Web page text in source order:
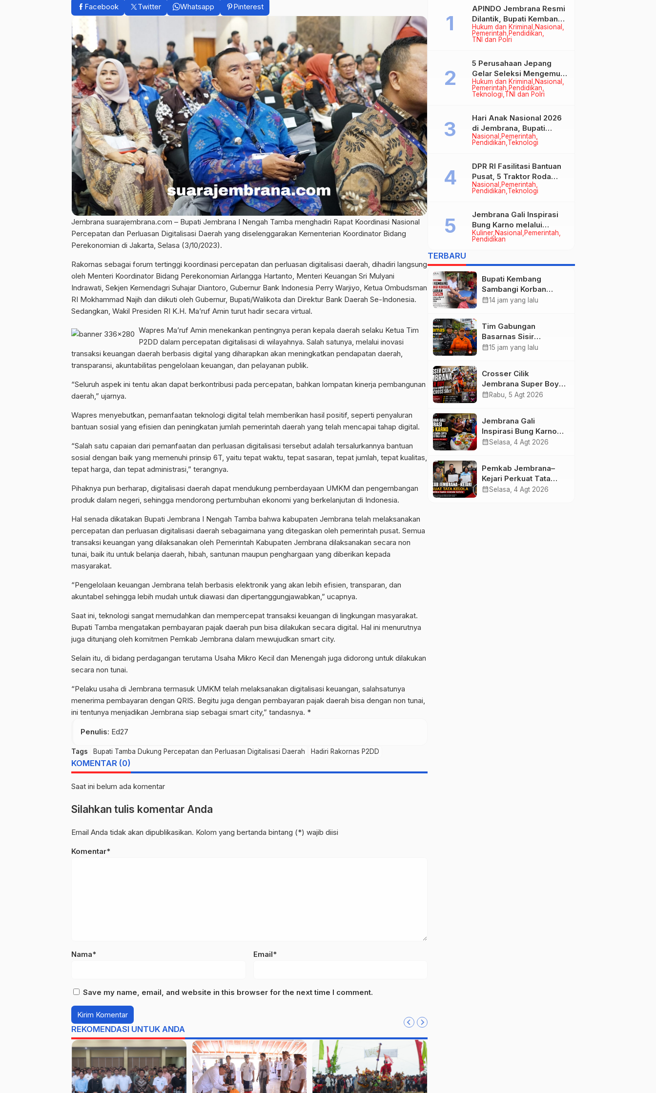
Facebook
Twitter Whatsapp Pinterest
Jembrana suarajembrana.com – Bupati Jembrana I Nengah Tamba menghadiri Rapat Koordinasi Nasional
Percepatan dan Perluasan Digitalisasi Daerah yang diselenggarakan Kementerian Koordinator Bidang
Perekonomian di Jakarta, Selasa (3/10/2023).
Rakornas sebagai forum tertinggi koordinasi percepatan dan perluasan digitalisasi daerah, dihadiri langsung
oleh Menteri Koordinator Bidang Perekonomian Airlangga Hartanto, Menteri Keuangan Sri Mulyani
Indrawati, Sekjen Kemendagri Suhajar Diantoro, Gubernur Bank Indonesia Perry Warjiyo, Ketua Ombudsman
RI Mokhammad Najih dan diikuti oleh Gubernur, Bupati/Walikota dan Direktur Bank Daerah Se-Indonesia.
Sedangkan, Wakil Presiden RI K.H. Ma’ruf Amin turut hadir secara virtual.
Wapres Ma’ruf Amin menekankan pentingnya peran kepala daerah selaku Ketua Tim
P2DD dalam percepatan digitalisasi di wilayahnya. Salah satunya, melalui inovasi
transaksi keuangan daerah berbasis digital yang diharapkan akan meningkatkan pendapatan daerah,
transparansi, akuntabilitas pengelolaan keuangan, dan pelayanan publik.
“Seluruh aspek ini tentu akan dapat berkontribusi pada percepatan, bahkan lompatan kinerja pembangunan
daerah,” ujarnya.
Wapres menyebutkan, pemanfaatan teknologi digital telah memberikan hasil positif, seperti penyaluran
bantuan sosial yang efisien dan peningkatan jumlah pemerintah daerah yang telah mencapai tahap digital.
“Salah satu capaian dari pemanfaatan dan perluasan digitalisasi tersebut adalah tersalurkannya bantuan
sosial dengan baik yang memenuhi prinsip 6T, yaitu tepat waktu, tepat sasaran, tepat jumlah, tepat kualitas,
tepat harga, dan tepat administrasi,” terangnya.
Pihaknya pun berharap, digitalisasi daerah dapat mendukung pemberdayaan UMKM dan pengembangan
produk dalam negeri, sehingga mendorong pertumbuhan ekonomi yang berkelanjutan di Indonesia.
Hal senada dikatakan Bupati Jembrana I Nengah Tamba bahwa kabupaten Jembrana telah melaksanakan
percepatan dan perluasan digitalisasi daerah sebagaimana yang ditegaskan oleh pemerintah pusat. Semua
transaksi keuangan yang dilaksanakan oleh Pemerintah Kabupaten Jembrana dilaksanakan secara non
tunai, baik itu untuk belanja daerah, hibah, santunan maupun penghargaan yang diberikan kepada
masyarakat.
“Pengelolaan keuangan Jembrana telah berbasis elektronik yang akan lebih efisien, transparan, dan
akuntabel sehingga lebih mudah untuk diawasi dan dipertanggungjawabkan,” ucapnya.
Saat ini, teknologi sangat memudahkan dan mempercepat transaksi keuangan di lingkungan masyarakat.
Bupati Tamba mengatakan pembayaran pajak daerah pun bisa dilakukan secara digital. Hal ini menurutnya
juga ditunjang oleh komitmen Pemkab Jembrana dalam mewujudkan smart city.
Selain itu, di bidang perdagangan terutama Usaha Mikro Kecil dan Menengah juga didorong untuk dilakukan
secara non tunai.
“Pelaku usaha di Jembrana termasuk UMKM telah melaksanakan digitalisasi keuangan, salahsatunya
menerima pembayaran dengan QRIS. Begitu juga dengan pembayaran pajak daerah bisa dengan non tunai,
ini tentunya menjadikan Jembrana siap sebagai smart city,” tandasnya. *
Penulis: Ed27
Tags Bupati Tamba Dukung Percepatan dan Perluasan Digitalisasi Daerah Hadiri Rakornas P2DD
KOMENTAR (0)
Saat ini belum ada komentar
Silahkan tulis komentar Anda
Email Anda tidak akan dipublikasikan. Kolom yang bertanda bintang (*) wajib diisi
Komentar*
Nama* Email*
Save my name, email, and website in this browser for the next time I comment.
REKOMENDASI UNTUK ANDA
Hukum dan Kriminal
Nasional
Pemerintah Pendidikan
TNI dan Polri
APINDO Jembrana Resmi
Dilantik, Bupati Kembang
Minta Pengusaha Jadi
Motor Penggerak
Hukum dan Kriminal
Nasional
Pemerintah Pendidikan
Teknologi TNI dan Polri
5 Perusahaan Jepang
Gelar Seleksi Mengemudi
di Jembrana, Buka
Peluang Kerja bagi Calon
Nasional
Pemerintah
Pendidikan Teknologi
Hari Anak Nasional 2026
di Jembrana, Bupati
Kembang Tegaskan
Pentingnya Karakter dan
Nasional
Pemerintah
Pendidikan Teknologi
DPR RI Fasilitasi Bantuan
Pusat, 5 Traktor Roda
Empat Resmi Perkuat
Mekanisasi Pertanian
Kuliner Nasional
Pemerintah
Pendidikan
Jembrana Gali Inspirasi
Bung Karno melalui
Lomba Cipta Menu
TERBARU
Bupati Kembang
Sambangi Korban
Kebakaran di
Ringankan Beban
Warga
calendar_month14 jam yang lalu
Tim Gabungan
Basarnas Sisir
Pencarian Nelayan
calendar_month15 jam yang lalu
Crosser Cilik
Jembrana Super Boy
Sapu Bersih Empat
calendar_month Rabu, 5 Agt 2026
Jembrana Gali
Inspirasi Bung Karno
melalui Lomba Cipta
calendar_monthSelasa, 4 Agt 2026
Pemkab Jembrana–
Kejari Perkuat Tata
Kelola Lewat Kerja
calendar_monthSelasa, 4 Agt 2026